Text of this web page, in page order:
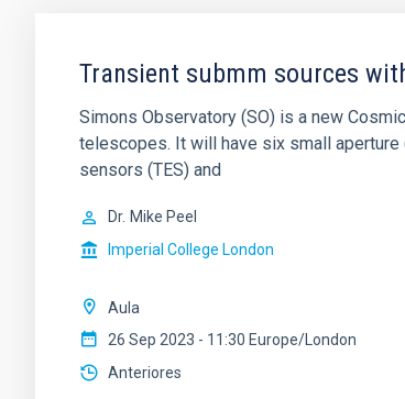
Transient submm sources
Simons Observatory (SO) is a new
telescopes. It will have six small aperture
sensors (TES) and
Dr. Mike Peel
Imperial College London
Aula
26 Sep 2023 - 11:30 Europe/London
Anteriores